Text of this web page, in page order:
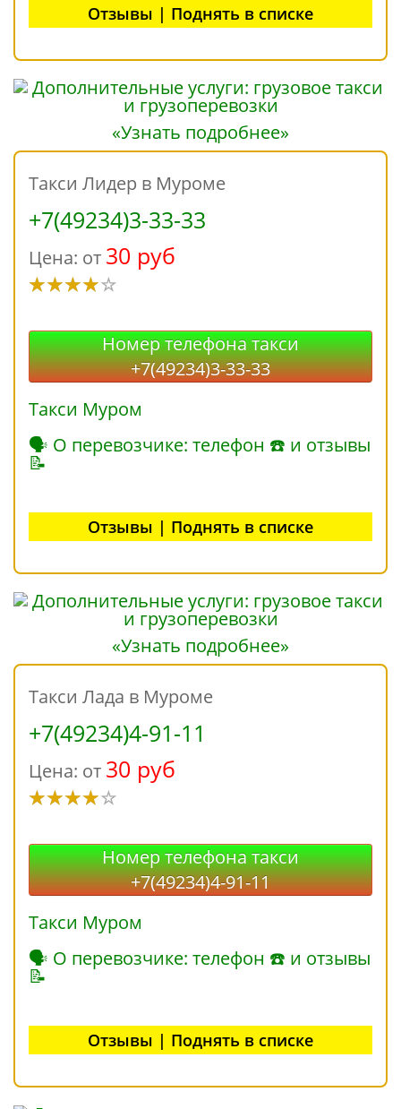
Отзывы | Поднять в списке
«Узнать подробнее»
Такси Лидер в Муроме
+7(49234)3-33-33
Цена: от 30 руб
Номер телефона такси
+7(49234)3-33-33
Такси Муром
🗣 О перевозчике: телефон ☎ и отзывы
📝
Отзывы | Поднять в списке
«Узнать подробнее»
Такси Лада в Муроме
+7(49234)4-91-11
Цена: от 30 руб
Номер телефона такси
+7(49234)4-91-11
Такси Муром
🗣 О перевозчике: телефон ☎ и отзывы
📝
Отзывы | Поднять в списке